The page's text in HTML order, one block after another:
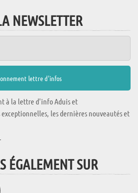
NEWSLETTER
à la lettre d'info Aduis et
les dernières nouveautés et
ÉGALEMENT SUR